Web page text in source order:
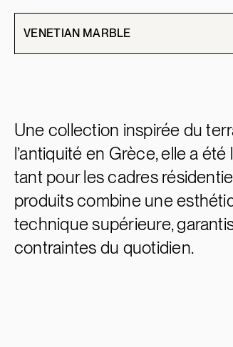
VENETIAN MARBLE
Une collection inspirée du
l’antiquité en Grèce, elle a
tant pour les cadres
produits combine une
technique supérieure,
contraintes du quotidien.